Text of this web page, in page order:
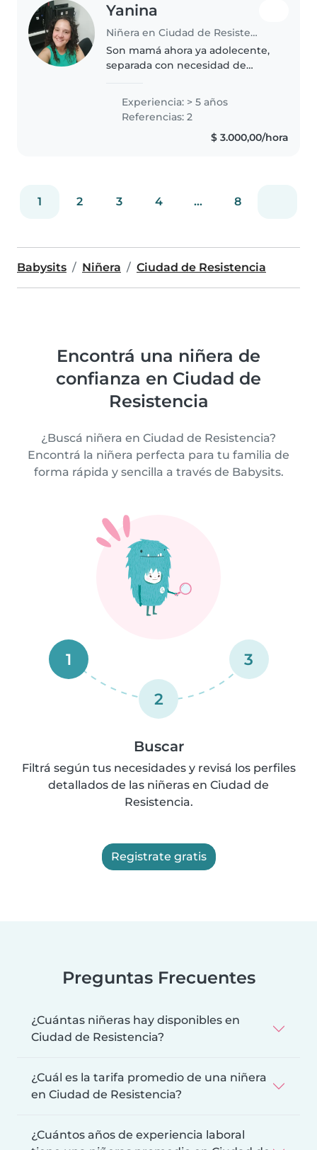
Yanina
Niñera en Ciudad de Resistencia
Son mamá ahora ya adolecente,
separada con necesidad de
llevo muy bien con los niños y
animales. Se hacer todas las
tareas del hogar de manera
Experiencia: > 5 años
Referencias: 2
$ 3.000,00/hora
1 2 3 4 ... 8
Babysits Niñera Ciudad de Resistencia
Encontrá una niñera de
confianza en Ciudad de
Resistencia
¿Buscá niñera en Ciudad de Resistencia?
Encontrá la niñera perfecta para tu familia de
forma rápida y sencilla a través de Babysits.
1
2
3
Buscar
Filtrá según tus necesidades y revisá los perfiles
detallados de las niñeras en Ciudad de
Resistencia.
Registrate gratis
Preguntas Frecuentes
¿Cuántas niñeras hay disponibles en
Ciudad de Resistencia?
¿Cuál es la tarifa promedio de una niñera
en Ciudad de Resistencia?
¿Cuántos años de experiencia laboral